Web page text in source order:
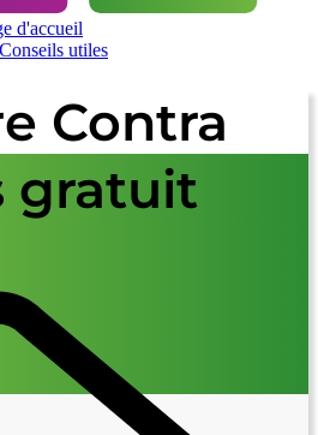
d'accueil
utiles
Contra
gratuit